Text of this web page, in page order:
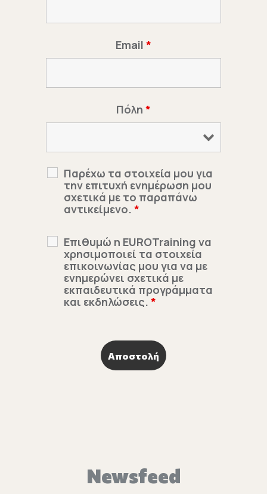
Email *
Πόλη *
Παρέχω τα στοιχεία μου για
την επιτυχή ενημέρωση μου
σχετικά με το παραπάνω
αντικείμενο. *
Επιθυμώ η EUROTraining να
χρησιμοποιεί τα στοιχεία
επικοινωνίας μου για να με
ενημερώνει σχετικά με
εκπαιδευτικά προγράμματα
και εκδηλώσεις. *
Newsfeed